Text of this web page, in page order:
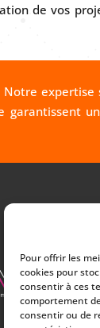
Pour offrir les
cookies pour
consentir à ces
comportement
consentir ou de
de vos
Notre expertise